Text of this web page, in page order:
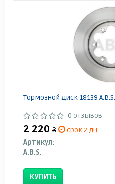
Тормозной диск 18139 A.B.S.
0 отзывов
2 220 ₴
срок 2 дн.
Артикул:
A.B.S.
КУПИТЬ